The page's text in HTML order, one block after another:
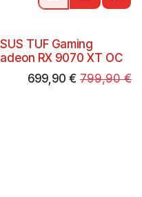
TUF Gaming
RX 9070 XT OC
699,90 € 799,90€